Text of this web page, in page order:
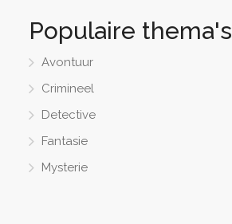
Populaire thema's
Avontuur
Crimineel
Detective
Fantasie
Mysterie